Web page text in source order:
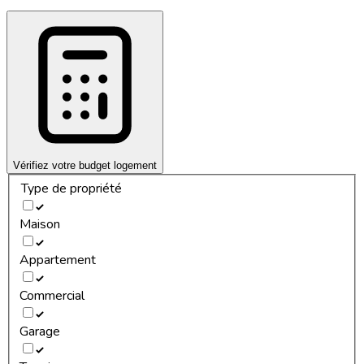
Vérifiez votre budget logement
Type de propriété
Maison
Appartement
Commercial
Garage